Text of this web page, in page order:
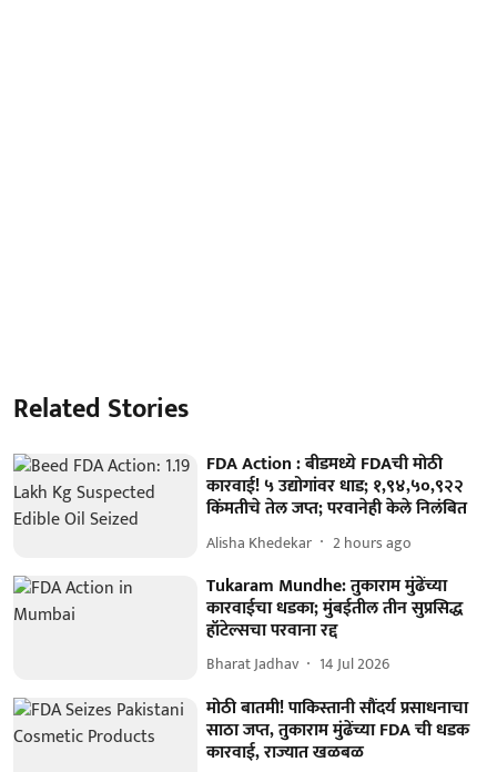
Related Stories
FDA Action : बीडमध्ये FDAची मोठी
कारवाई! ५ उद्योगांवर धाड; १,९४,५०,९२२
किंमतीचे तेल जप्त; परवानेही केले निलंबित
Alisha Khedekar 2 hours ago
Tukaram Mundhe: तुकाराम मुंढेंच्या
कारवाईचा धडका; मुंबईतील तीन सुप्रसिद्ध
हॉटेल्सचा परवाना रद्द
Bharat Jadhav 14 Jul 2026
मोठी बातमी! पाकिस्तानी सौंदर्य प्रसाधनाचा
साठा जप्त, तुकाराम मुंढेंच्या FDA ची धडक
कारवाई, राज्यात खळबळ